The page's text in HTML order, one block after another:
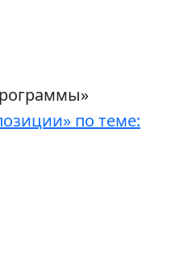
по теме: